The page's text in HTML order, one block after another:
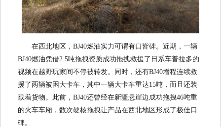
在西北地区，BJ40燃油实力可谓有口皆碑。近期，一辆
BJ40燃油凭借2.5吨拖拽资质成功拖拽救援了日系车普拉多的
视频在越野玩家间不停被转发。同时，还有BJ40增程连续救
援了两辆被困大卡车，其中一辆大卡车重达15吨，而且还装
载着货物。此前，BJ40还曾经在新疆悬崖边成功拖拽46吨重
的火车车厢，数次硬核拖拽让产品在西北地区形成了极佳口
碑。